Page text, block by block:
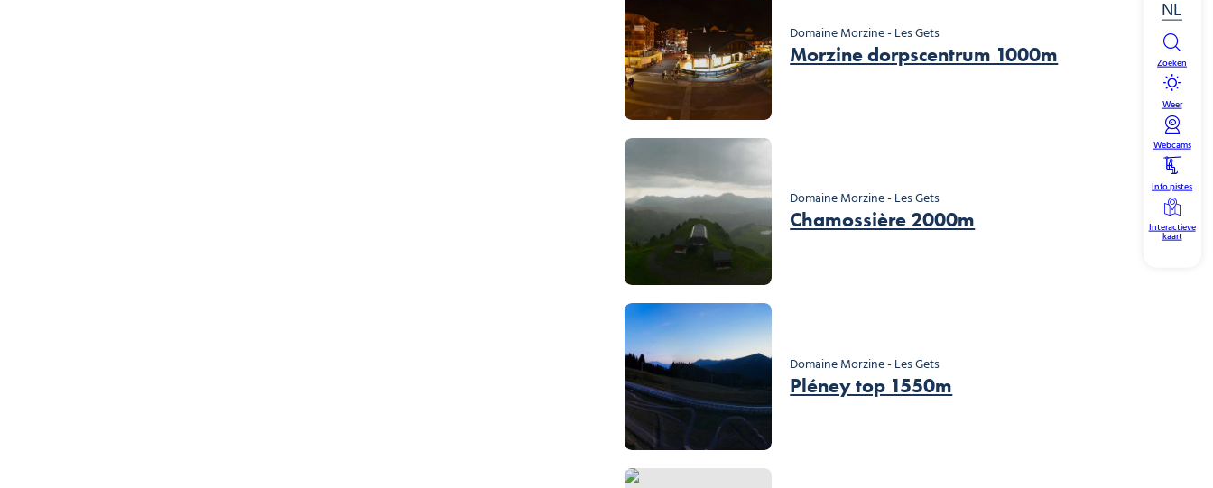
NL
Zoeken
Weer
Webcams
Info pistes
Interactieve
kaart
Domaine Morzine - Les Gets
Morzine dorpscentrum 1000m
Domaine Morzine - Les Gets
Chamossière 2000m
Domaine Morzine - Les Gets
Pléney top 1550m